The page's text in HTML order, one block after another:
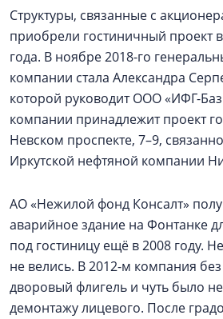
Структуры, связанные с
приобрели гостиничный проект
года. В ноябре 2018-го
компании стала Александра
которой руководит ООО «ИФГ-
компании принадлежит проект
Невском проспекте, 7–9,
Иркутской нефтяной компании
АО «Нежилой фонд Консалт»
аварийное здание на Фонтанке
под гостиницу ещё в 2008 году.
не велись. В 2012-м компания
дворовый флигель и чуть было
демонтажу лицевого. После